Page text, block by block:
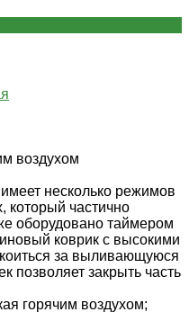
воздухом
несколько режимов
который частично
оборудовано таймером
коврик с высокими
за выливающуюся
позволяет закрыть часть
горячим воздухом;